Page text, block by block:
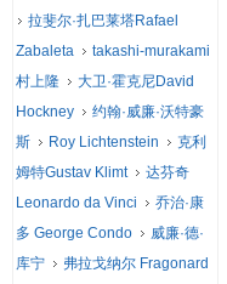
拉斐尔·扎巴莱塔Rafael
Zabaleta
takashi-murakami
村上隆
大卫·霍克尼David
Hockney
约翰·威廉·沃特豪
斯
Roy Lichtenstein
克利
姆特Gustav Klimt
达芬奇
Leonardo da Vinci
乔治·康
多 George Condo
威廉·德·
库宁
弗拉戈纳尔 Fragonard